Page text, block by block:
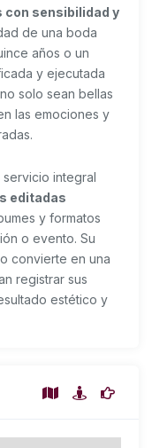
sensibilidad y
de una boda
años o un
y ejecutada
solo sean bellas
las emociones y
integral
editadas
y formatos
o evento. Su
convierte en una
registrar sus
estético y